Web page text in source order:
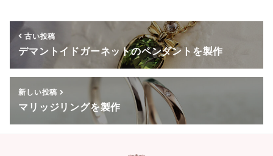
o
k
古い投稿
デマントイドガーネットのペンダントを製作
新しい投稿
マリッジリングを製作